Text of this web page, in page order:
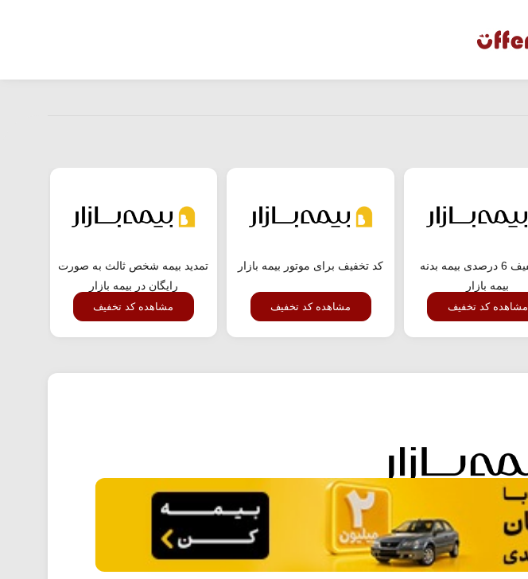
کد تخفیف 6 درصدی بیمه بدنه
بیمه بازار
مشاهده کد تخفیف
کد تخفیف برای موتور بیمه بازار
مشاهده کد تخفیف
تمدید بیمه شخص ثالث به صورت
رایگان در بیمه بازار
مشاهده کد تخفیف